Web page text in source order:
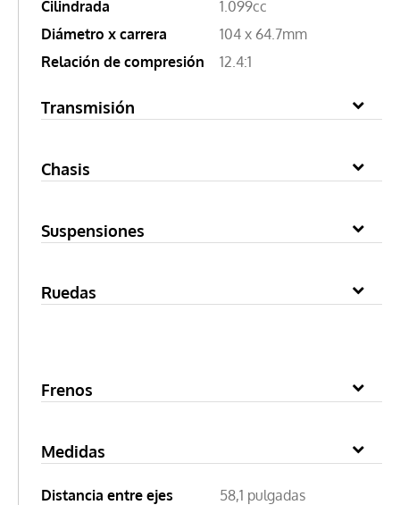
Cilindrada
1.099cc
Diámetro x carrera
104 x 64.7mm
Relación de compresión
12.4:1
Transmisión
Chasis
Suspensiones
Ruedas
Frenos
Medidas
Distancia entre ejes 58,1 pulgadas